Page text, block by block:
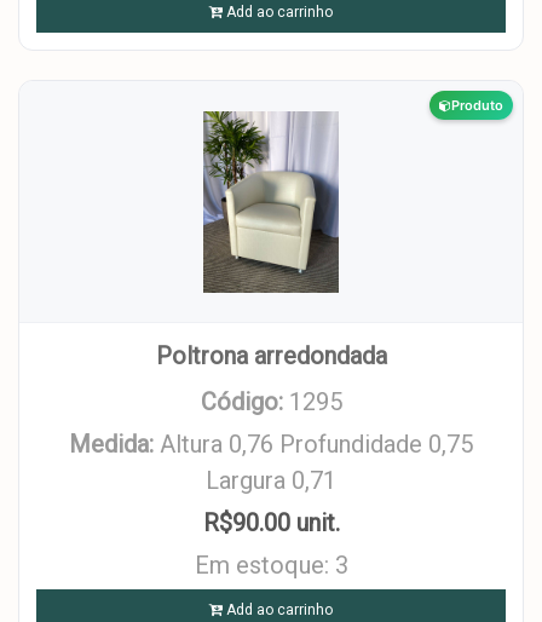
Add ao carrinho
Produto
Poltrona arredondada
Código: 1295
Medida: Altura 0,76 Profundidade 0,75
Largura 0,71
R$90.00 unit.
Em estoque: 3
Add ao carrinho